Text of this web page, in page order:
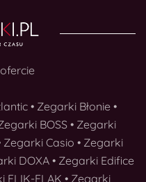
• Zegarki Błonie•
BOSS• Zegarki
Zegarki Casio • Zegarki
DOXA• Zegarki Edifice
FLIK-FLAK • Zegarki